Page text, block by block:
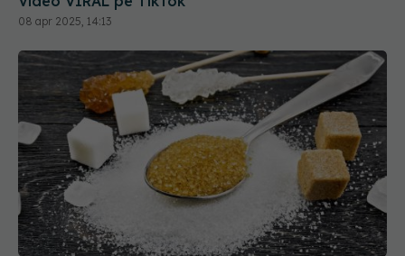
Studiu: sucurile dietetice pot afecta sănătatea
creierului